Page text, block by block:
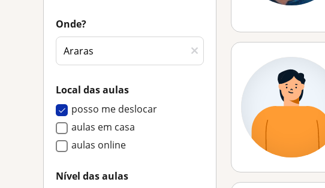
Onde?
Local das aulas
posso me deslocar
aulas em casa
aulas online
Nível das aulas